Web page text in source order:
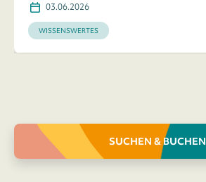
03.06.2026
WISSENSWERTES
SUCHEN & BUCHEN